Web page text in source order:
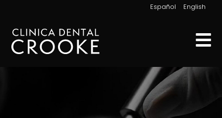
Español English